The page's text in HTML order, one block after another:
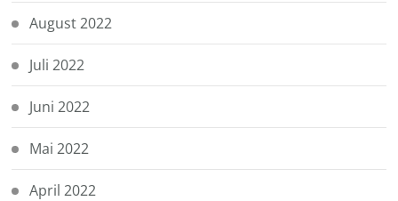
August 2022
Juli 2022
Juni 2022
Mai 2022
April 2022